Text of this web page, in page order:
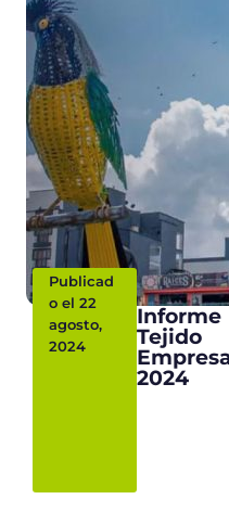
Publicad
o el 22
agosto,
2024
Informe
Tejido
2024